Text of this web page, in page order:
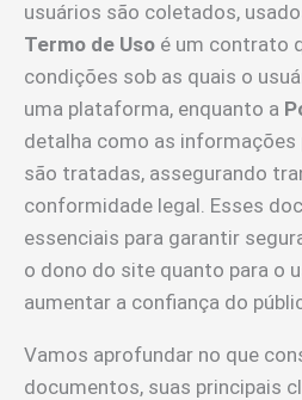
usuários são coletados,
Termo de Uso é um contrato
condições sob as quais o
uma plataforma, enquanto a
detalha como as
são tratadas, assegurando
conformidade legal. Esses
essenciais para garantir
o dono do site quanto para o
aumentar a confiança do
Vamos aprofundar no que
documentos, suas principais